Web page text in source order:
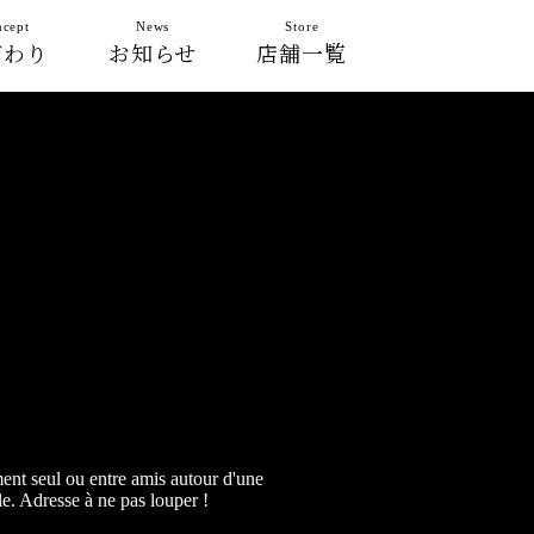
り お知らせ
News
店舗一覧
Store
seul ou entre amis autour d'une
Adresse à ne pas louper !